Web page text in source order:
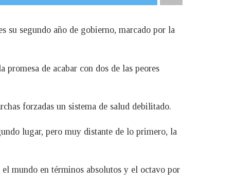
su segundo año de gobierno, marcado por la
de acabar con dos de las peores
forzadas un sistema de salud debilitado.
lugar, pero muy distante de lo primero, la
mundo en términos absolutos y el octavo por